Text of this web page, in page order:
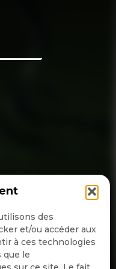
des
et/ou accéder aux
à ces technologies
que le